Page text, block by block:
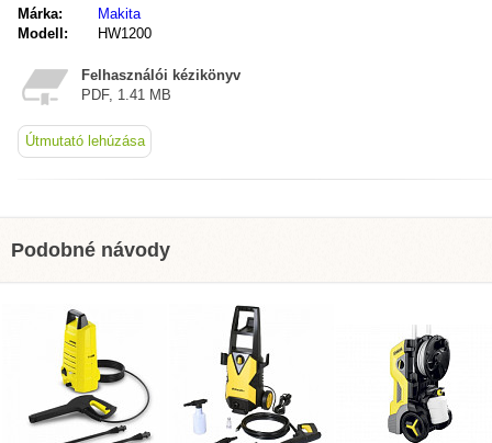
Márka:
Makita
Modell:
HW1200
Felhasználói kézikönyv
PDF, 1.41 MB
Útmutató lehúzása
Podobné návody